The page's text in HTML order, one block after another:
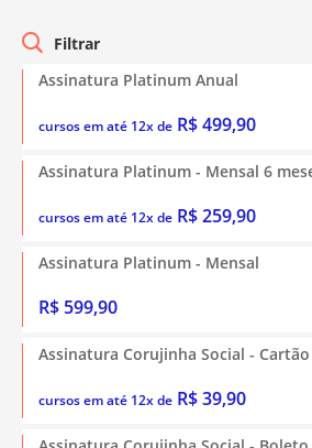
Assinatura Platinum Anual
cursos em até 12x de R$ 499,90
Assinatura Platinum - Mensal 6
cursos em até 12x de R$ 259,90
Assinatura Platinum - Mensal
R$ 599,90
Assinatura Corujinha Social - Cartão
cursos em até 12x de R$ 39,90